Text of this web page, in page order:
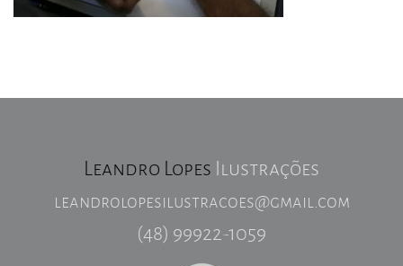
Leandro Lopes Ilustrações
leandrolopesilustracoes@gmail.com
(48) 99922-1059